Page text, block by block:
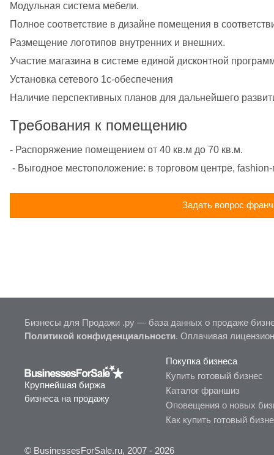
Модульная система мебели.
Полное соответствие в дизайне помещения в
Размещение логотипов внутренних и внешних.
Участие магазина в системе единой дисконтной
Установка сетевого 1с-обеспечения
Наличие перспективных планов для дальнейшего
Требования к помещению
- Распоряжение помещением от 40 кв.м до 70 кв.м.
- Выгодное местоположение: в торговом центре, fashion-
Задать вопрос
Бизнесы для Продажи .ру — база данных о продаже
Политикой конфиденциальности. Оплачивая
Крупнейшая биржа
бизнеса на продажу
Покупка бизнеса
Купить готовый бизнес
Каталог франшиз
Оповещения о новых
Как купить готовый
© BusinessesForSale.ru, 2007 - 2026